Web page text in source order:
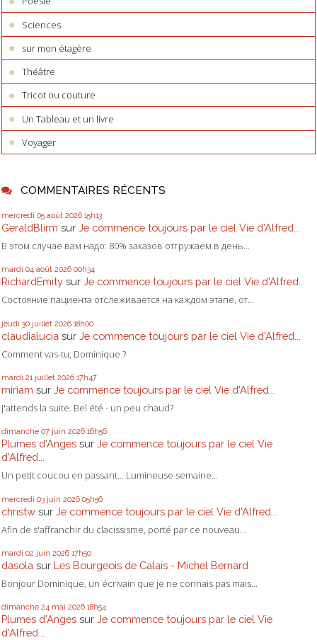
Sciences
sur mon étagère
Théâtre
Tricot ou couture
Un Tableau et un livre
Voyager
COMMENTAIRES RÉCENTS
mercredi 05 août 2026 15h13
GeraldBlirm sur Je commence toujours par le ciel Vie d'Alfred...
В этом случае вам надо: 80% заказов отгружаем в день...
mardi 04 août 2026 00h34
RichardEmity sur Je commence toujours par le ciel Vie d'Alfred...
Состояние пациента отслеживается на каждом этапе, от...
jeudi 30 juillet 2026 18h00
claudialucia sur Je commence toujours par le ciel Vie d'Alfred...
Comment vas-tu, Dominique ?
mardi 21 juillet 2026 17h47
miriam sur Je commence toujours par le ciel Vie d'Alfred...
j'attends la suite. Bel été - un peu chaud?
dimanche 07 juin 2026 16h56
Plumes d'Anges sur Je commence toujours par le ciel Vie
d'Alfred...
Un petit coucou en passant... Lumineuse semaine...
mercredi 03 juin 2026 05h56
christw sur Je commence toujours par le ciel Vie d'Alfred...
Afin de s'affranchir du clacissisme, porté par ce nouveau...
mardi 02 juin 2026 17h50
dasola sur Les Bourgeois de Calais - Michel Bernard
Bonjour Dominique, un écrivain que je ne connais pas mais...
dimanche 24 mai 2026 18h54
Plumes d'Anges sur Je commence toujours par le ciel Vie
d'Alfred...